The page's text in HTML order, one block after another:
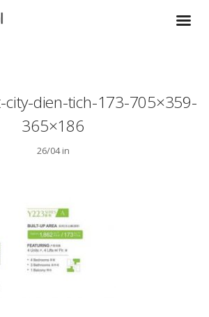
city-dien-tich-173-705×359-
365×186
26/04 in